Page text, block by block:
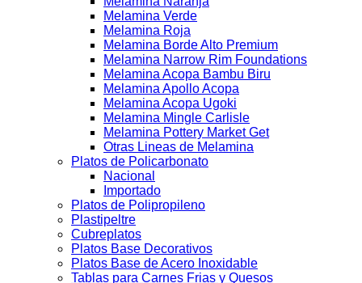
Melamina Verde
Melamina Roja
Melamina Borde Alto Premium
Melamina Narrow Rim Foundations
Melamina Acopa Bambu Biru
Melamina Apollo Acopa
Melamina Acopa Ugoki
Melamina Mingle Carlisle
Melamina Pottery Market Get
Otras Lineas de Melamina
Platos de Policarbonato
Nacional
Importado
Platos de Polipropileno
Plastipeltre
Cubreplatos
Platos Base Decorativos
Platos Base de Acero Inoxidable
Tablas para Carnes Frias y Quesos